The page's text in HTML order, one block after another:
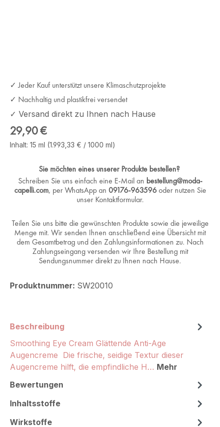
✓ Jeder Kauf unterstützt unsere Klimaschutzprojekte
✓ Nachhaltig und plastikfrei versendet
✓ Versand direkt zu Ihnen nach Hause
Regulärer Preis:
29,90 €
Inhalt: 15 ml (1.993,33 € / 1000 ml)
Sie möchten eines unserer Produkte bestellen?
Schreiben Sie uns einfach eine E-Mail an bestellung@moda-
capelli.com, per WhatsApp an 09176-963596oder nutzen Sie
unser Kontaktformular.
Teilen Sie uns bitte die gewünschten Produkte sowie die jeweilige
Menge mit. Wir senden Ihnen anschließend eine Übersicht mit
dem Gesamtbetrag und den Zahlungsinformationen zu. Nach
Zahlungseingang versenden wir Ihre Bestellung mit
Sendungsnummer direkt zu Ihnen nach Hause.
Produktnummer: SW20010
Beschreibung
Smoothing Eye Cream Glättende Anti-Age
Augencreme Die frische, seidige Textur dieser
Augencreme hilft, die empfindliche H… Mehr
Bewertungen
Inhaltsstoffe
Wirkstoffe